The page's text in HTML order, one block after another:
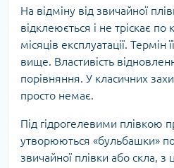
На відміну від звичайної
відклеюється і не тріскає по
місяців експлуатації. Термін
вище. Властивість
порівняння. У класичних
просто немає.
Під гідрогелевими плівкою
утворюються «бульбашки»
звичайної плівки або скла,